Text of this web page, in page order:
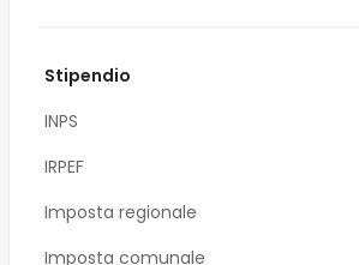
Stipendio
INPS
IRPEF
Imposta regionale
Imposta comunale